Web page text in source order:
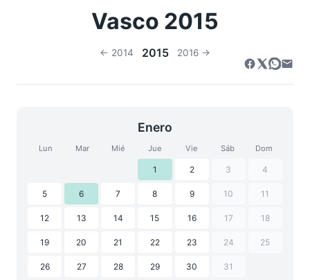
Vasco 2015
← 2014 2015 2016 →
Enero
Lun Mar Mié Jue Vie Sáb Dom
1 2 3 4
5 6 7 8 9 10 11
12 13 14 15 16 17 18
19 20 21 22 23 24 25
26 27 28 29 30 31